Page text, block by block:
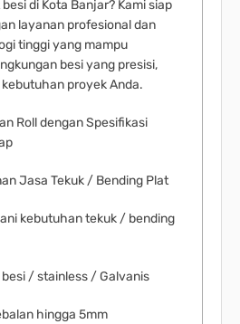
di Kota Banjar? Kami siap
layanan profesional dan
tinggi yang mampu
besi yang presisi,
proyek Anda.
Roll dengan Spesifikasi
Jasa Tekuk / Bending Plat
kebutuhan tekuk / bending
besi / stainless / Galvanis
hingga 5mm